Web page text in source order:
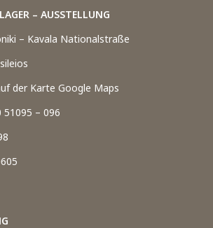
– AUSSTELLUNG
– Kavala Nationalstraße
der Karte Google Maps
51095 – 096